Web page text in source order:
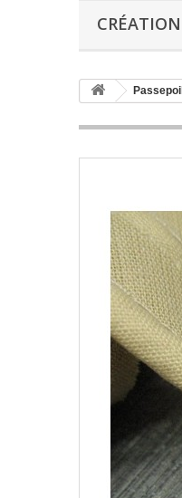
CRÉATION
Passepoil